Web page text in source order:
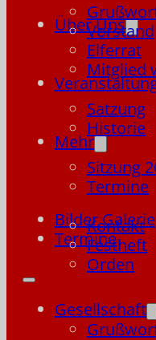
Vorstand
Elferrat
Mitglied
Über Uns
Satzung
Historie
Sitzung
Termine
Mehr
Kontakt
Festheft
Orden
Bilder Galerie
Termine
Gesellschaft